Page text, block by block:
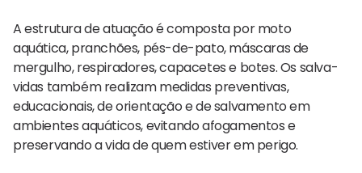
A estrutura de atuação é composta por moto
aquática, pranchões, pés-de-pato, máscaras de
mergulho, respiradores, capacetes e botes. Os salva-
vidas também realizam medidas preventivas,
educacionais, de orientação e de salvamento em
ambientes aquáticos, evitando afogamentos e
preservando a vida de quem estiver em perigo.